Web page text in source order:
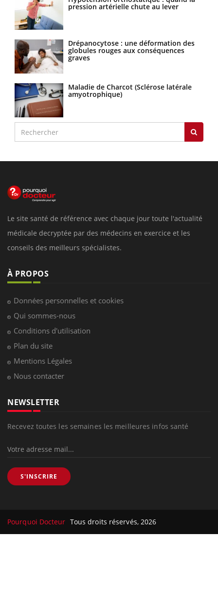
pression artérielle chute au lever
Drépanocytose : une déformation des
globules rouges aux conséquences
graves
Maladie de Charcot (Sclérose latérale
amyotrophique)
Le site santé de référence avec chaque jour toute l'actualité
médicale decryptée par des médecins en exercice et les
conseils des meilleurs spécialistes.
À PROPOS
Données personnelles et cookies
Qui sommes-nous
Conditions d'utilisation
Plan du site
Mentions Légales
Nous contacter
NEWSLETTER
Recevez toutes les semaines les meilleures infos santé
S'INSCRIRE
Pourquoi Docteur Tous droits réservés, 2026